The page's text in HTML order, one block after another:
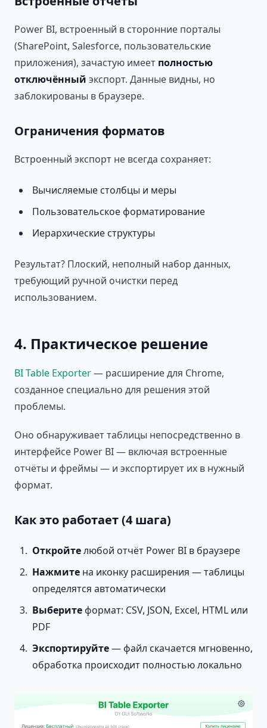
Power BI, встроенный в сторонние порталы
(SharePoint, Salesforce, пользовательские
приложения), зачастую имеет полностью
отключённый экспорт. Данные видны, но
заблокированы в браузере.
Ограничения форматов
Встроенный экспорт не всегда сохраняет:
Вычисляемые столбцы и меры
Пользовательское форматирование
Иерархические структуры
Результат? Плоский, неполный набор данных,
требующий ручной очистки перед
использованием.
4. Практическое решение
BI Table Exporter— расширение для Chrome,
созданное специально для решения этой
проблемы.
Оно обнаруживает таблицы непосредственно в
интерфейсе Power BI — включая встроенные
отчёты и фреймы — и экспортирует их в нужный
формат.
Как это работает (4 шага)
Откройтелюбой отчёт Power BI в браузере
Нажмите на иконку расширения — таблицы
определятся автоматически
Выберитеформат: CSV, JSON, Excel, HTML или
PDF
Экспортируйте— файл скачается мгновенно,
обработка происходит полностью локально